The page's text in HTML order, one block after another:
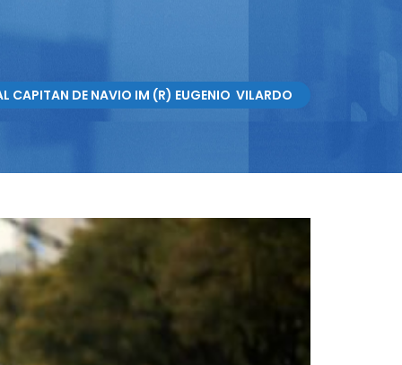
CAPITAN DE NAVIO IM (R) EUGENIO VILARDO